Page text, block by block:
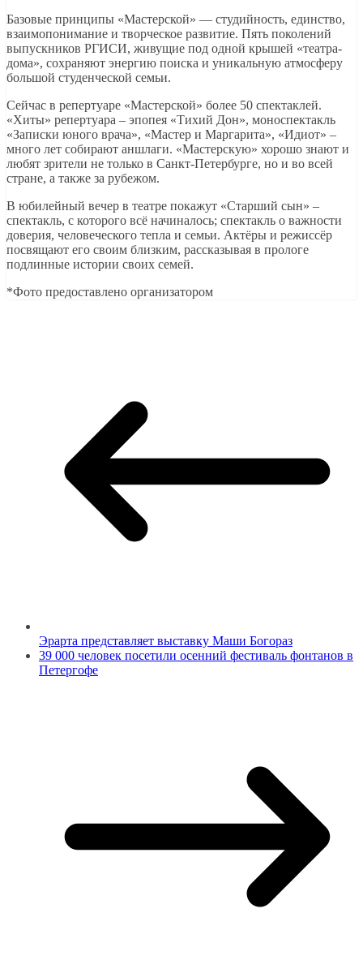
Базовые принципы «Мастерской» — студийность, единство,
взаимопонимание и творческое развитие. Пять поколений
выпускников РГИСИ, живущие под одной крышей «театра-
дома», сохраняют энергию поиска и уникальную атмосферу
большой студенческой семьи.
Сейчас в репертуаре «Мастерской» более 50 спектаклей.
«Хиты» репертуара – эпопея «Тихий Дон», моноспектакль
«Записки юного врача», «Мастер и Маргарита», «Идиот» –
много лет собирают аншлаги. «Мастерскую» хорошо знают и
любят зрители не только в Санкт-Петербурге, но и во всей
стране, а также за рубежом.
В юбилейный вечер в театре покажут «Старший сын» –
спектакль, с которого всё начиналось; спектакль о важности
доверия, человеческого тепла и семьи. Актёры и режиссёр
посвящают его своим близким, рассказывая в прологе
подлинные истории своих семей.
*Фото предоставлено организатором
Эрарта представляет выставку Маши Богораз
39 000 человек посетили осенний фестиваль фонтанов в
Петергофе